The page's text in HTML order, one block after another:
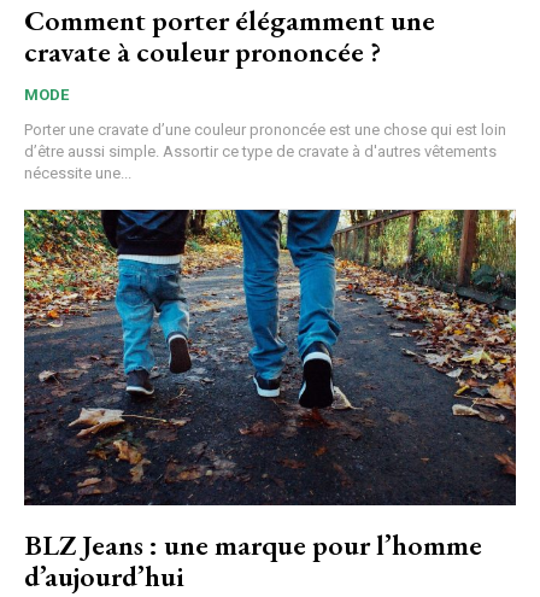
Comment porter élégamment une
cravate à couleur prononcée ?
MODE
Porter une cravate d’une couleur prononcée est une chose qui est loin
d’être aussi simple. Assortir ce type de cravate à d'autres vêtements
nécessite une...
BLZ Jeans : une marque pour l’homme
d’aujourd’hui